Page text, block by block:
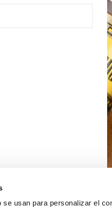
usan para personalizar el